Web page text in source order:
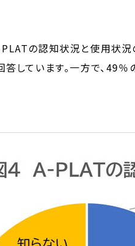
の認知状況と使用状
しています。一方で、49